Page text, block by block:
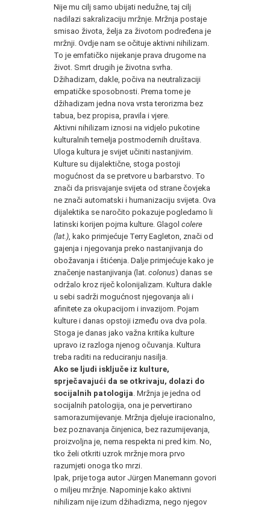
Nije mu cilj samo ubijati nedužne, taj cilj
nadilazi sakralizaciju mržnje. Mržnja postaje
smisao života, želja za životom podređena je
mržnji. Ovdje nam se očituje aktivni nihilizam.
To je emfatičko nijekanje prava drugome na
život. Smrt drugih je životna svrha.
Džihadizam, dakle, počiva na neutralizaciji
empatičke sposobnosti. Prema tome je
džihadizam jedna nova vrsta terorizma bez
tabua, bez propisa, pravila i vjere.
Aktivni nihilizam iznosi na vidjelo pukotine
kulturalnih temelja postmodernih društava.
Uloga kultura je svijet učiniti nastanjivim.
Kulture su dijalektične, stoga postoji
mogućnost da se pretvore u barbarstvo. To
znači da prisvajanje svijeta od strane čovjeka
ne znači automatski i humanizaciju svijeta. Ova
dijalektika se naročito pokazuje pogledamo li
latinski korijen pojma kulture. Glagol colere
(lat.) , kako primjećuje Terry Eagleton, znači od
gajenja i njegovanja preko nastanjivanja do
obožavanja i štićenja. Dalje primjećuje kako je
značenje nastanjivanja (lat. colonus) danas se
održalo kroz riječ kolonijalizam. Kultura dakle
u sebi sadrži mogućnost njegovanja ali i
afinitete za okupacijom i invazijom. Pojam
kulture i danas opstoji između ova dva pola.
Stoga je danas jako važna kritika kulture
upravo iz razloga njenog očuvanja. Kultura
treba raditi na reduciranju nasilja.
Ako se ljudi isključe iz kulture,
sprječavajući da se otkrivaju, dolazi do
socijalnih patologija . Mržnja je jedna od
socijalnih patologija, ona je pervertirano
samorazumijevanje. Mržnja djeluje iracionalno,
bez poznavanja činjenica, bez razumijevanja,
proizvoljna je, nema respekta ni pred kim. No,
tko želi otkriti uzrok mržnje mora prvo
razumjeti onoga tko mrzi.
Ipak, prije toga autor Jürgen Manemann govori
o miljeu mržnje. Napominje kako aktivni
nihilizam nije izum džihadizma, nego njegov